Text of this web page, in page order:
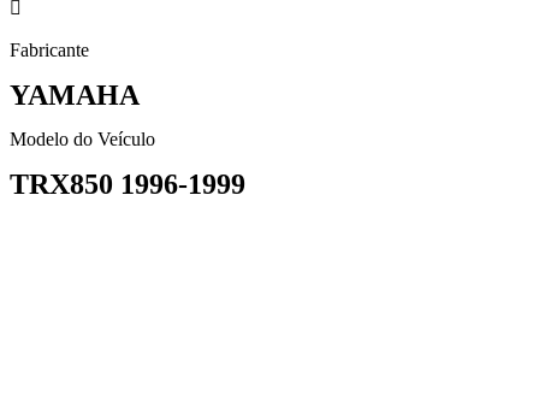
Fabricante
YAMAHA
Modelo do Veículo
TRX850 1996-1999